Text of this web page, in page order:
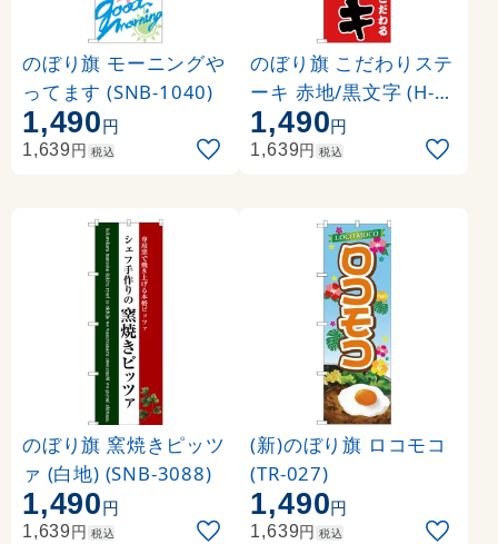
のぼり旗 モーニングや
ってます (SNB-1040)
1,490円
1,639円 税込
のぼり旗 こだわりステ
ーキ 赤地/黒文字 (H-1
34)
1,490円
1,639円 税込
のぼり旗 窯焼きピッツ
ァ (白地) (SNB-3088)
1,490円
1,639円 税込
(新)のぼり旗 ロコモコ
(TR-027)
1,490円
1,639円 税込